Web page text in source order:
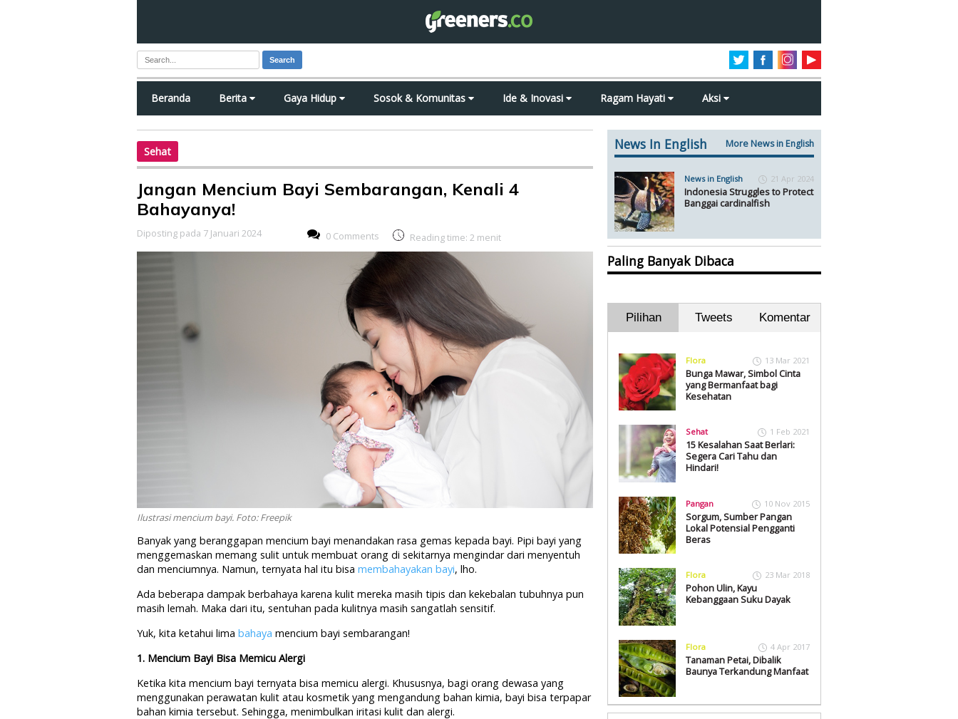
Search
Beranda Berita Gaya Hidup Sosok & Komunitas Ide & Inovasi Ragam Hayati Aksi
Sehat
Jangan Mencium Bayi Sembarangan, Kenali 4
Bahayanya!
Diposting pada 7 Januari 2024 0 Comments Reading time: 2 menit
Ilustrasi mencium bayi. Foto: Freepik
Banyak yang beranggapan mencium bayi menandakan rasa gemas kepada bayi. Pipi bayi yang
menggemaskan memang sulit untuk membuat orang di sekitarnya mengindar dari menyentuh
dan menciumnya. Namun, ternyata hal itu bisa membahayakan bayi, lho.
Ada beberapa dampak berbahaya karena kulit mereka masih tipis dan kekebalan tubuhnya pun
masih lemah. Maka dari itu, sentuhan pada kulitnya masih sangatlah sensitif.
Yuk, kita ketahui lima bahaya mencium bayi sembarangan!
1. Mencium Bayi Bisa Memicu Alergi
Ketika kita mencium bayi ternyata bisa memicu alergi. Khususnya, bagi orang dewasa yang
menggunakan perawatan kulit atau kosmetik yang mengandung bahan kimia, bayi bisa terpapar
bahan kimia tersebut. Sehingga, menimbulkan iritasi kulit dan alergi.
News In English More News in English
News in English 21 Apr 2024
Indonesia Struggles to Protect
Banggai cardinalfish
Paling Banyak Dibaca
Pilihan Tweets Komentar
Flora 13 Mar 2021
Bunga Mawar, Simbol Cinta
yang Bermanfaat bagi
Kesehatan
Sehat 1 Feb 2021
15 Kesalahan Saat Berlari:
Segera Cari Tahu dan
Hindari!
Pangan 10 Nov 2015
Sorgum, Sumber Pangan
Lokal Potensial Pengganti
Beras
Flora 23 Mar 2018
Pohon Ulin, Kayu
Kebanggaan Suku Dayak
Flora 4 Apr 2017
Tanaman Petai, Dibalik
Baunya Terkandung Manfaat